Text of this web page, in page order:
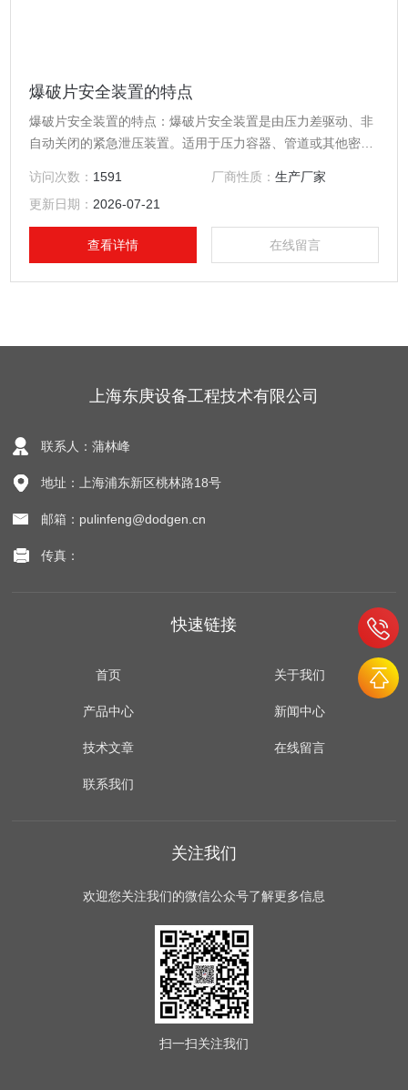
爆破片安全装置的特点
爆破片安全装置的特点：爆破片安全装置是由压力差驱动、非
自动关闭的紧急泄压装置。适用于压力容器、管道或其他密闭
访问次数： 1591 厂商性质： 生产厂家
更新日期： 2026-07-21
查看详情 在线留言
上海东庚设备工程技术有限公司
联系人：蒲林峰
地址：上海浦东新区桃林路18号
邮箱：pulinfeng@dodgen.cn
传真：
快速链接
首页 关于我们
产品中心 新闻中心
技术文章 在线留言
联系我们
关注我们
欢迎您关注我们的微信公众号了解更多信息
扫一扫关注我们